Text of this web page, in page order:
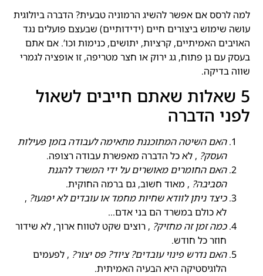
למה לרסס אם אפשר להשיג הרמוניה טבעית? הדברה ביולוגית
עושה שימוש ביצורים חיים (ידידותיים) שבעצם פועלים נגד
האויבים האמיתיים, קרציות, יתושים, כנימות וכו’. אם אתם
בעסק עם גן פתוח, גג ירוק או חצר מטריפה, זו אופציה לגמרי
שווה בדיקה.
5 שאלות שאתם חייבים לשאול
לפני הדברה
האם השיטה המתוכננת מתאימה לעבודה בזמן פעילות
העסק? , לא כל הדברה מאפשרת עבודה רצופה.
האם החומרים מאושרים על ידי המשרד להגנת
הסביבה? , מאוד חשוב, גם ברמה החוקית.
כיצד ניתן לוודא שחיות מחמד או עובדים לא יפגעו? ,
לא כולם במשרד הם בני אדם…
כמה זמן זה מחזיק? , רוצים שקט לטווח ארוך, לא שידור
חוזר כל חודש.
האם נדרש פינוי עובדים? ציוד? פס יצור? , לפעמים
הלוגיסטיקה היא הבעיה האמיתית.